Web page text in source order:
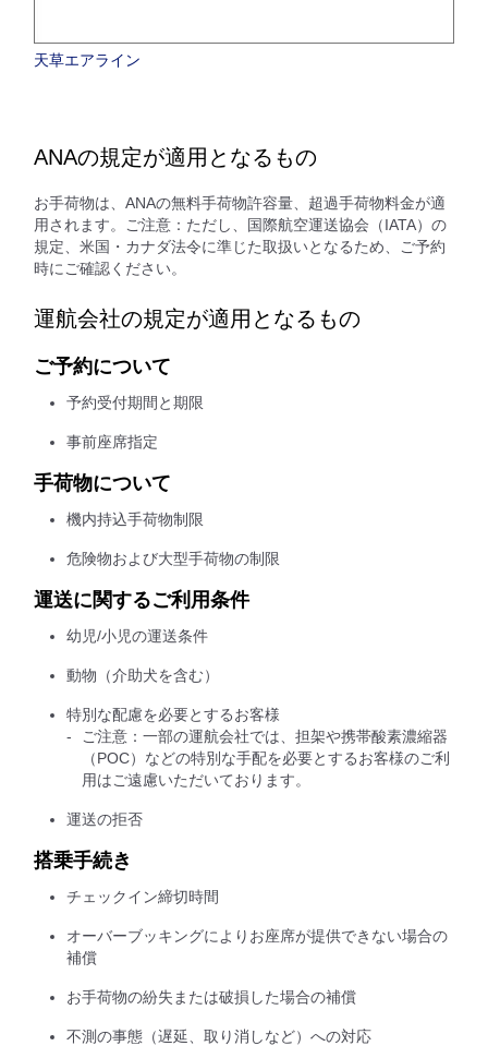
天草エアライン
ANAの規定が適用となるもの
お手荷物は、ANAの無料手荷物許容量、超過手荷物料金が適
用されます。ご注意：ただし、国際航空運送協会（IATA）の
規定、米国・カナダ法令に準じた取扱いとなるため、ご予約
時にご確認ください。
運航会社の規定が適用となるもの
ご予約について
予約受付期間と期限
事前座席指定
手荷物について
機内持込手荷物制限
危険物および大型手荷物の制限
運送に関するご利用条件
幼児/小児の運送条件
動物（介助犬を含む）
特別な配慮を必要とするお客様
ご注意：一部の運航会社では、担架や携帯酸素濃縮器
（POC）などの特別な手配を必要とするお客様のご利
用はご遠慮いただいております。
運送の拒否
搭乗手続き
チェックイン締切時間
オーバーブッキングによりお座席が提供できない場合の
補償
お手荷物の紛失または破損した場合の補償
不測の事態（遅延、取り消しなど）への対応